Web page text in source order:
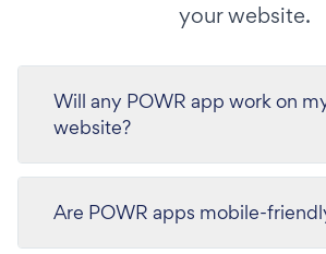
your website.
Will any POWR app work on
website?
Are POWR apps mobile-